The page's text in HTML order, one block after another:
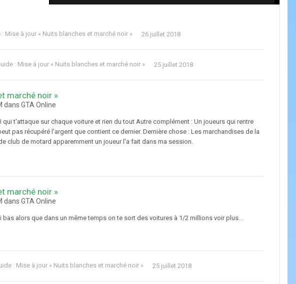
: Mise à jour « Nuits blanches et marché noir » 26 juillet 2018
: Mise à jour « Nuits blanches et marché noir » 25 juillet 2018
marché noir »
dans GTA Online
t'attaque sur chaque voiture et rien du tout Autre complément : Un joueurs qui rentre
pas récupéré l'argent que contient ce dernier. Dernière chose : Les marchandises de la
club de motard apparemment un joueur l'a fait dans ma session.
marché noir »
dans GTA Online
alors que dans un même temps on te sort des voitures à 1/2 millions voir plus...
: Mise à jour « Nuits blanches et marché noir » 25 juillet 2018